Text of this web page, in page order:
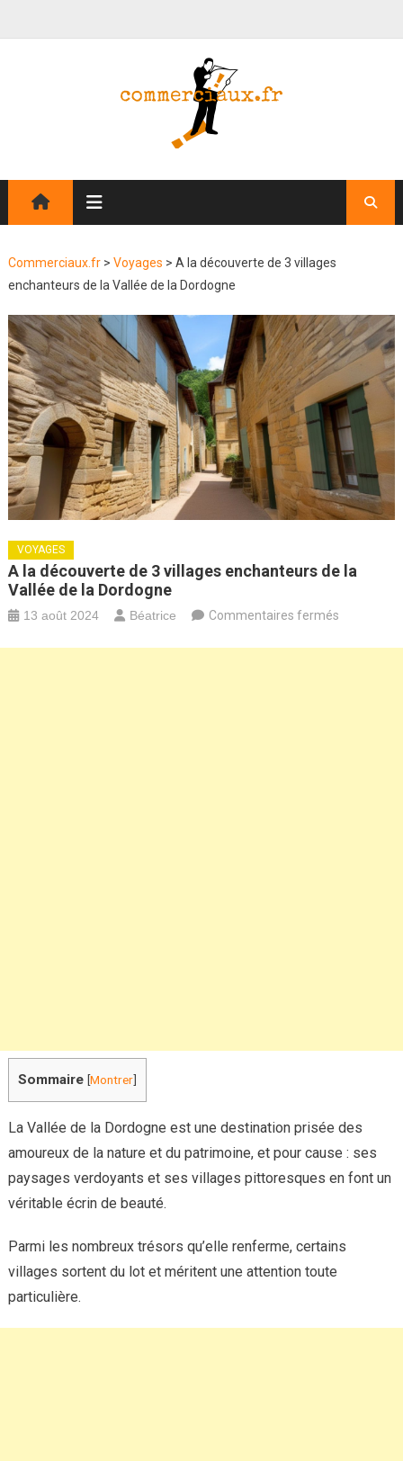
Commerciaux.fr> Voyages > A la découverte de 3 villages
enchanteurs de la Vallée de la Dordogne
VOYAGES
A la découverte de 3 villages enchanteurs de la
Vallée de la Dordogne
13 août 2024 Béatrice Commentaires ferméssur
Sommaire [Montrer]
La Vallée de la Dordogne est une destination prisée des
amoureux de la nature et du patrimoine, et pour cause : ses
paysages verdoyants et ses villages pittoresques en font un
véritable écrin de beauté.
Parmi les nombreux trésors qu’elle renferme, certains
villages sortent du lot et méritent une attention toute
particulière.